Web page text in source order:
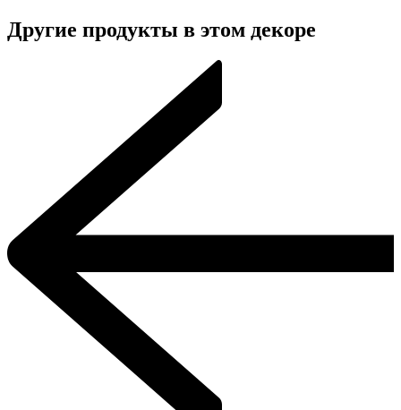
Другие продукты в этом декоре